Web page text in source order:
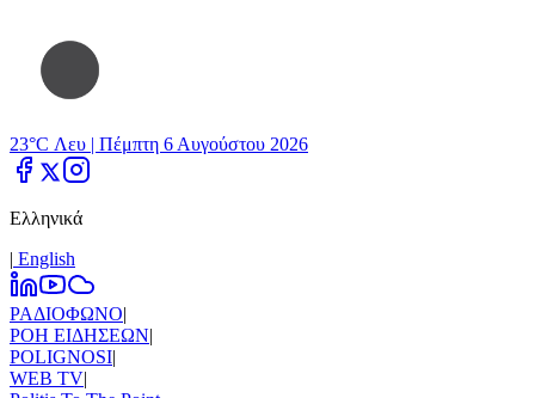
23°C Λευ | Πέμπτη 6 Αυγούστου 2026
Ελληνικά
| Εnglish
ΡΑΔΙΟΦΩΝΟ|
ΡΟΗ ΕΙΔΗΣΕΩΝ|
POLIGNOSI|
WEB TV|